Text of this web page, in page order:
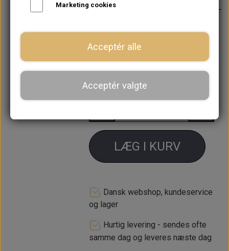
Forventet leveringstid:
ikke på lager. Ca. 14 dages
− +
LÆG I KURV
Dansk webshop, kundeservice
og lager
Hurtig levering - sendes ofte
samme dag og leveres næste dag
Marketing cookies
Acceptér alle
Acceptér valgte